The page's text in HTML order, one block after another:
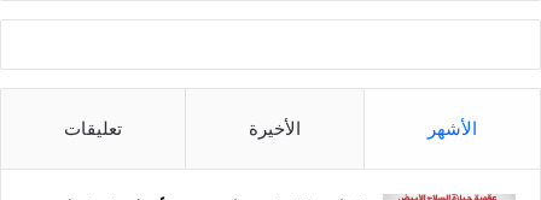
الأشهر الأخيرة تعليقات